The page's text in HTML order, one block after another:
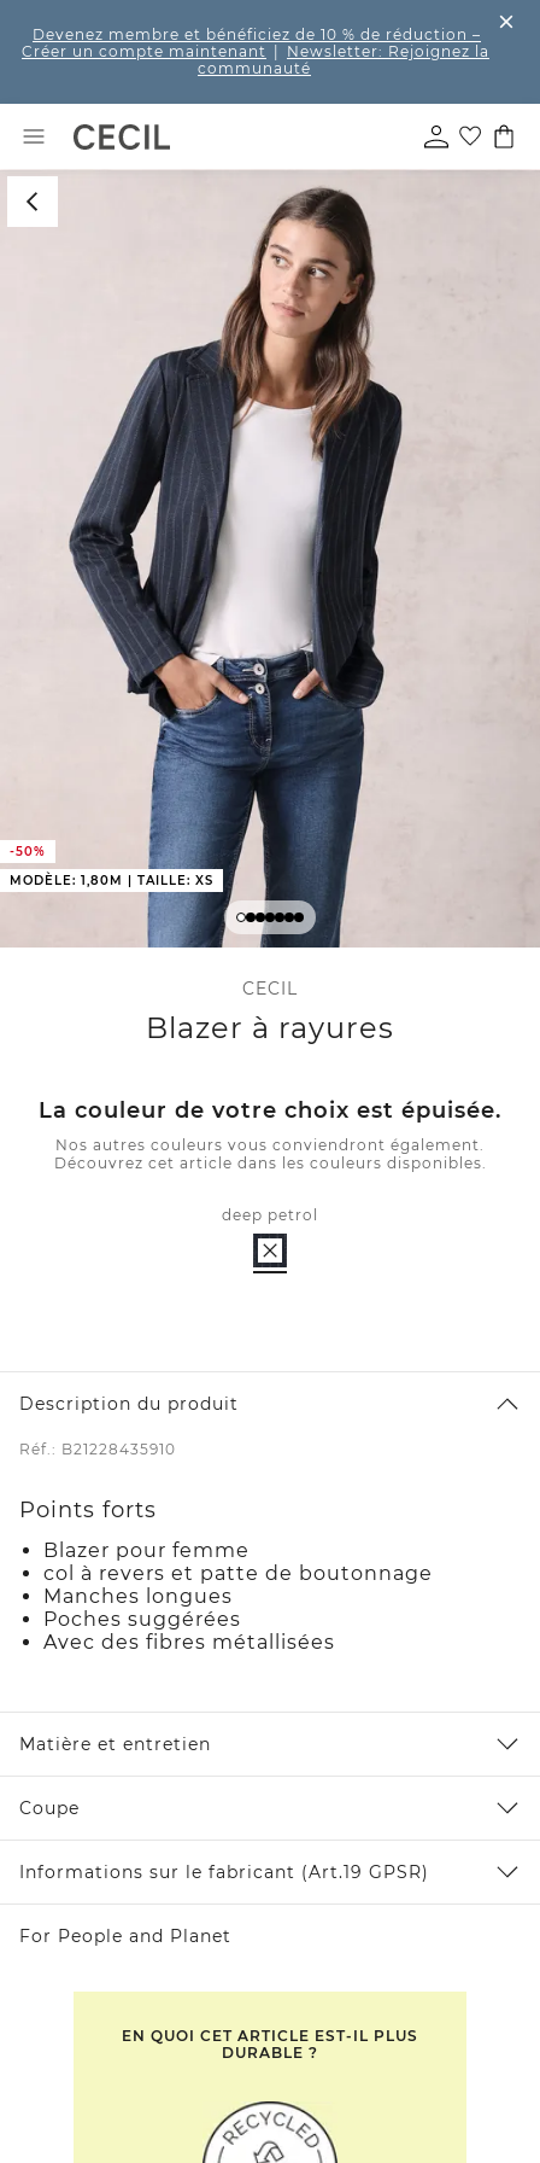
Devenez membre et bénéficiez de 10 % de réduction –
Créer un compte maintenant
Newsletter: Rejoignez la
communauté
-50%
MODÈLE: 1,80M | TAILLE: XS
CECIL
Blazer à rayures
La couleur de votre choix est épuisée.
Nos autres couleurs vous conviendront également.
Découvrez cet article dans les couleurs disponibles.
deep petrol
Description du produit
Réf.: B21228435910
Points forts
Blazer pour femme
col à revers et patte de boutonnage
Manches longues
Poches suggérées
Avec des fibres métallisées
Matière et entretien
Coupe
Informations sur le fabricant (Art.19 GPSR)
For People and Planet
EN QUOI CET ARTICLE EST-IL PLUS
DURABLE ?